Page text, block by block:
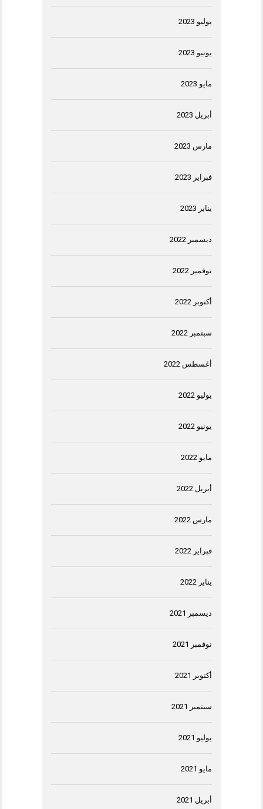
يوليو 2023
يونيو 2023
مايو 2023
أبريل 2023
مارس 2023
فبراير 2023
يناير 2023
ديسمبر 2022
نوفمبر 2022
أكتوبر 2022
سبتمبر 2022
أغسطس 2022
يوليو 2022
يونيو 2022
مايو 2022
أبريل 2022
مارس 2022
فبراير 2022
يناير 2022
ديسمبر 2021
نوفمبر 2021
أكتوبر 2021
سبتمبر 2021
يوليو 2021
مايو 2021
أبريل 2021